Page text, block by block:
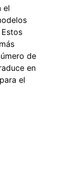
el
Estos
de
en
el